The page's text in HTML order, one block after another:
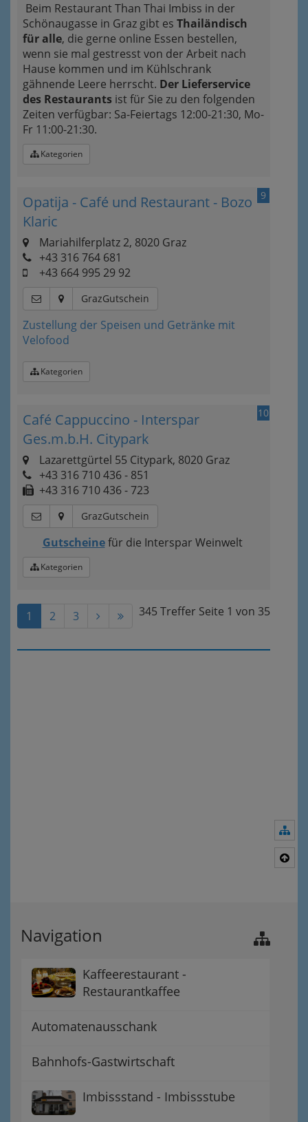
Beim Restaurant Than Thai Imbiss in der
Schönaugasse in Graz gibt es Thailändisch
für alle, die gerne online Essen bestellen,
wenn sie mal gestresst von der Arbeit nach
Hause kommen und im Kühlschrank
gähnende Leere herrscht. Der Lieferservice
des Restaurants ist für Sie zu den folgenden
Zeiten verfügbar: Sa-Feiertags 12:00-21:30, Mo-
Fr 11:00-21:30.
Kategorien
9
Opatija - Café und Restaurant - Bozo
Klaric
Mariahilferplatz 2, 8020 Graz
+43 316 764 681
+43 664 995 29 92
GrazGutschein
Zustellung der Speisen und Getränke mit
Velofood
Kategorien
10
Café Cappuccino - Interspar
Ges.m.b.H. Citypark
Lazarettgürtel 55 Citypark, 8020 Graz
+43 316 710 436 - 851
+43 316 710 436 - 723
GrazGutschein
Gutscheinefür die Interspar Weinwelt
Kategorien
345 Treffer Seite 1 von 35
1 2 3
Navigation
Kaffeerestaurant -
Restaurantkaffee
Automatenausschank
Bahnhofs-Gastwirtschaft
Imbissstand - Imbissstube